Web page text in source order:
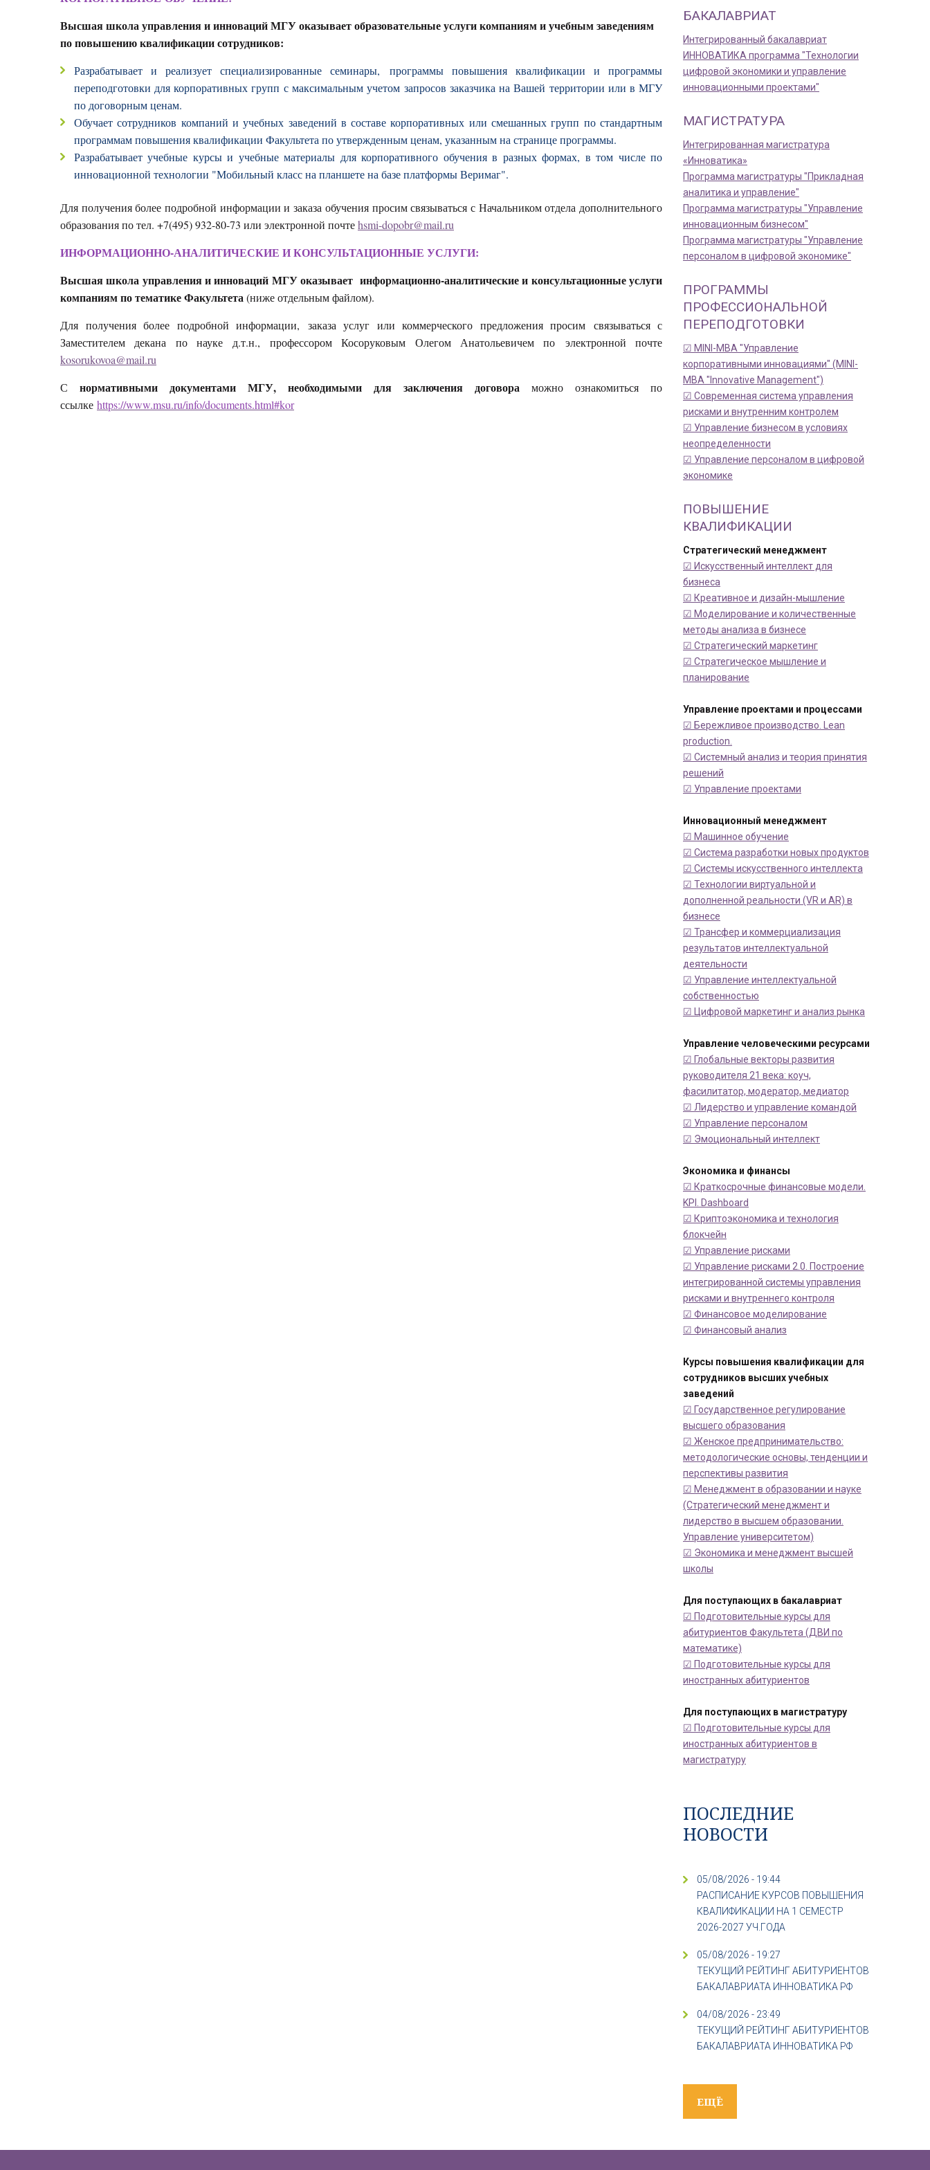
Высшая школа управления и инноваций МГУ оказывает образовательные услуги компаниям и учебным заведениям
по повышению квалификации сотрудников:
Разрабатывает и реализует специализированные семинары, программы повышения квалификации и программы
переподготовки для корпоративных групп с максимальным учетом запросов заказчика на Вашей территории или в МГУ
по договорным ценам.
Обучает сотрудников компаний и учебных заведений в составе корпоративных или смешанных групп по стандартным
программам повышения квалификации Факультета по утвержденным ценам, указанным на странице программы.
Разрабатывает учебные курсы и учебные материалы для корпоративного обучения в разных формах, в том числе по
инновационной технологии "Мобильный класс на планшете на базе платформы Веримаг".
Для получения более подробной информации и заказа обучения просим связываться с Начальником отдела дополнительного
образования по тел. +7(495) 932-80-73 или электронной почтеhsmi-dopobr@mail.ru
ИНФОРМАЦИОННО-АНАЛИТИЧЕСКИЕ И КОНСУЛЬТАЦИОННЫЕ УСЛУГИ:
Высшая школа управления и инноваций МГУ оказывает информационно-аналитические и консультационные услуги
компаниям по тематике Факультета(ниже отдельным файлом).
Для получения более подробной информации, заказа услуг или коммерческого предложения просим связываться с
Заместителем декана по науке д.т.н., профессором Косоруковым Олегом Анатольевичем по электронной почте
kosorukovoa@mail.ru
С нормативными документами МГУ, необходимыми для заключения договора можно ознакомиться по
ссылке https://www.msu.ru/info/documents.html#kor
БАКАЛАВРИАТ
Интегрированный бакалавриат
ИННОВАТИКА программа "Технологии
цифровой экономики и управление
инновационными проектами"
МАГИСТРАТУРА
Интегрированная магистратура
«Инноватика»
Программа магистратуры "Прикладная
аналитика и управление"
Программа магистратуры "Управление
инновационным бизнесом"
Программа магистратуры "Управление
персоналом в цифровой экономике"
ПРОГРАММЫ
ПРОФЕССИОНАЛЬНОЙ
ПЕРЕПОДГОТОВКИ
☑ MINI-MBA "Управление
корпоративными инновациями" (MINI-
MBA "Innovative Management")
☑ Современная система управления
рисками и внутренним контролем
☑ Управление бизнесом в условиях
неопределенности
☑ Управление персоналом в цифровой
экономике
ПОВЫШЕНИЕ
КВАЛИФИКАЦИИ
Стратегический менеджмент
☑ Искусственный интеллект для
бизнеса
☑ Креативное и дизайн-мышление
☑ Моделирование и количественные
методы анализа в бизнесе
☑ Стратегический маркетинг
☑ Стратегическое мышление и
планирование
Управление проектами и процессами
☑ Бережливое производство. Lean
production.
☑ Системный анализ и теория принятия
решений
☑ Управление проектами
Инновационный менеджмент
☑ Машинное обучение
☑ Система разработки новых продуктов
☑ Системы искусственного интеллекта
☑ Технологии виртуальной и
дополненной реальности (VR и AR) в
бизнесе
☑ Трансфер и коммерциализация
результатов интеллектуальной
деятельности
☑ Управление интеллектуальной
собственностью
☑ Цифровой маркетинг и анализ рынка
Управление человеческими ресурсами
☑ Глобальные векторы развития
руководителя 21 века: коуч,
фасилитатор, модератор, медиатор
☑ Лидерство и управление командой
☑ Управление персоналом
☑ Эмоциональный интеллект
Экономика и финансы
☑ Краткосрочные финансовые модели.
KPI. Dashboard
☑ Криптоэкономика и технология
блокчейн
☑ Управление рисками
☑ Управление рисками 2.0. Построение
интегрированной системы управления
рисками и внутреннего контроля
☑ Финансовое моделирование
☑ Финансовый анализ
Курсы повышения квалификации для
сотрудников высших учебных
заведений
☑ Государственное регулирование
высшего образования
☑ Женское предпринимательство:
методологические основы, тенденции и
перспективы развития
☑ Менеджмент в образовании и науке
(Стратегический менеджмент и
лидерство в высшем образовании.
Управление университетом)
☑ Экономика и менеджмент высшей
школы
Для поступающих в бакалавриат
☑ Подготовительные курсы для
абитуриентов Факультета (ДВИ по
математике)
☑ Подготовительные курсы для
иностранных абитуриентов
Для поступающих в магистратуру
☑ Подготовительные курсы для
иностранных абитуриентов в
магистратуру
ПОСЛЕДНИЕ
НОВОСТИ
05/08/2026 - 19:44
РАСПИСАНИЕ КУРСОВ ПОВЫШЕНИЯ
КВАЛИФИКАЦИИ НА 1 СЕМЕСТР
2026-2027 УЧ.ГОДА
05/08/2026 - 19:27
ТЕКУЩИЙ РЕЙТИНГ АБИТУРИЕНТОВ
БАКАЛАВРИАТА ИННОВАТИКА РФ
04/08/2026 - 23:49
ТЕКУЩИЙ РЕЙТИНГ АБИТУРИЕНТОВ
БАКАЛАВРИАТА ИННОВАТИКА РФ
ЕЩЁ